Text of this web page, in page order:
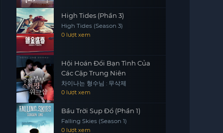
High Tides (Phần 3)
High Tides (Season 3)
0 lượt xem
Hội Hoán Đổi Bạn Tình Của
Các Cặp Trung Niên
차이나는 형수님 : 무삭제
0 lượt xem
Bầu Trời Sụp Đổ (Phần 1)
Falling Skies (Season 1)
0 lượt xem